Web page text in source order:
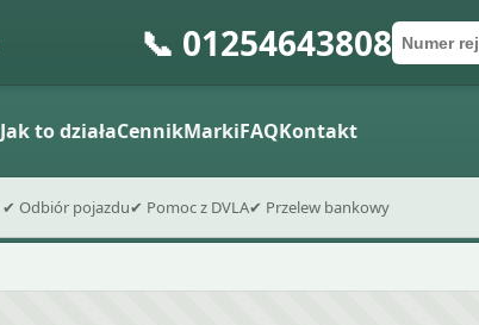
📞 01254643808Numer
Kod
Wyślij
Jak to działaCennikMarkiFAQKontakt
✔ Odbiór pojazdu✔ Pomoc z DVLA✔ Przelew bankowy